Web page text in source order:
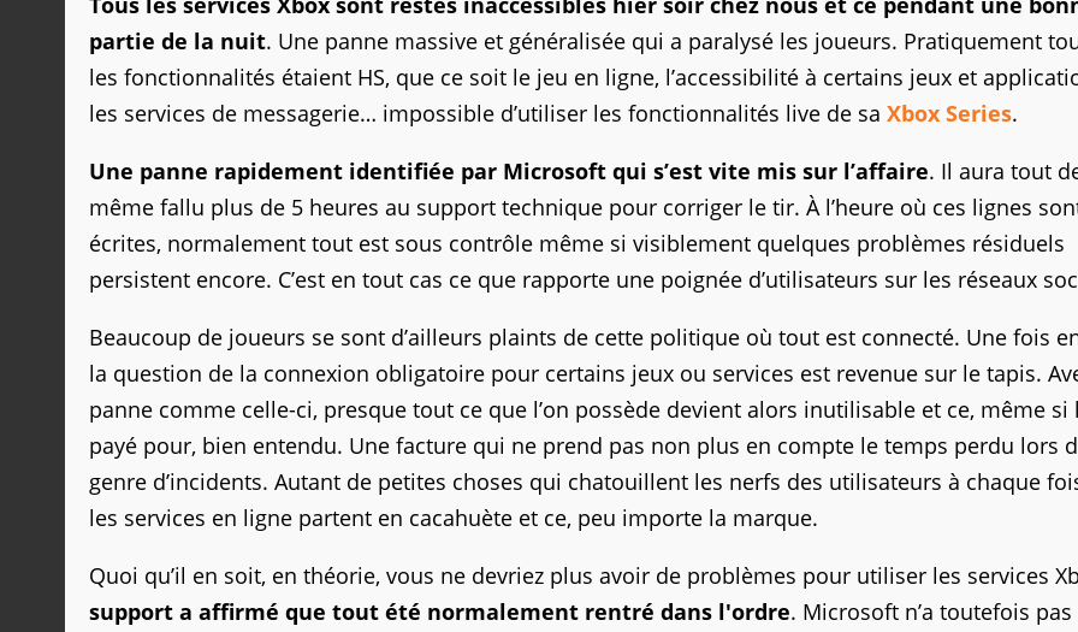
partie de la nuit. Une panne massive et généralisée qui a paralysé les joueurs. Pratiquement
les fonctionnalités étaient HS, que ce soit le jeu en ligne, l’accessibilité à certains jeux et
les services de messagerie… impossible d’utiliser les fonctionnalités live de sa Xbox Series.
Une panne rapidement identifiée par Microsoft qui s’est vite mis sur l’affaire. Il aura tout
même fallu plus de 5 heures au support technique pour corriger le tir. À l’heure où ces lignes
écrites, normalement tout est sous contrôle même si visiblement quelques problèmes résiduels
persistent encore. C’est en tout cas ce que rapporte une poignée d’utilisateurs sur les réseaux
Beaucoup de joueurs se sont d’ailleurs plaints de cette politique où tout est connecté. Une fois
la question de la connexion obligatoire pour certains jeux ou services est revenue sur le tapis.
panne comme celle-ci, presque tout ce que l’on possède devient alors inutilisable et ce, même si
payé pour, bien entendu. Une facture qui ne prend pas non plus en compte le temps perdu lors
genre d’incidents. Autant de petites choses qui chatouillent les nerfs des utilisateurs à chaque
les services en ligne partent en cacahuète et ce, peu importe la marque.
Quoi qu’il en soit, en théorie, vous ne devriez plus avoir de problèmes pour utiliser les services
support a affirmé que tout été normalement rentré dans l'ordre. Microsoft n’a toutefois pas